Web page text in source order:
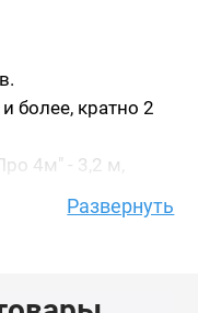
более, кратно 2
4м" - 3,2 м,
из бруса
Развернуть